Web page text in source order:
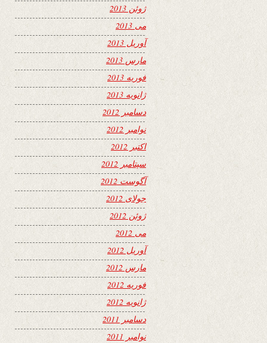
ژوئن 2013
می 2013
آوریل 2013
مارس 2013
فوریه 2013
ژانویه 2013
دسامبر 2012
نوامبر 2012
اکتبر 2012
سپتامبر 2012
آگوست 2012
جولای 2012
ژوئن 2012
می 2012
آوریل 2012
مارس 2012
فوریه 2012
ژانویه 2012
دسامبر 2011
نوامبر 2011